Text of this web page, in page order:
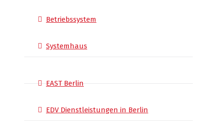
Betriebssystem
Systemhaus
EAST Berlin
EDV Dienstleistungen in Berlin